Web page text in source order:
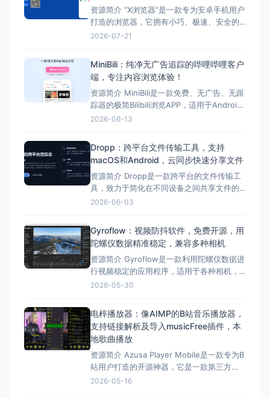
资源简介 “X浏览器”是一款专为安卓手机用户
打造的浏览器，它拥有小巧、极速、安全的
特性。该 浏览器回归浏览器本质，没有新闻
重保护用户隐私，只申请极少用户权限，让
用户更加安心使用。 此外，它还支持油猴脚
2026-07-21
MiniBili：纯净无广告追踪的哔哩哔哩客户
端，专注内容浏览体验！
资源简介 MiniBili是一款免费、无广告、无跟
踪器的极简Bilibili浏览APP，适用于Android
和iOS用户。 它提供了一个简单的B站浏览体
洁的B站浏览体验，具有极简界面、B站浏
览、适用于And
2026-06-13
Dropp：跨平台文件传输工具，支持
macOS和Android，云同步快速分享文件
资源简介 Dropp是一款跨平台的文件传输工
具，致力于简化在不同设备之间共享文件的
过程。它通过云同步技术，允许用户在
配置、原生托盘界面、安全认证等。它支持
在macOS和Android上使用，未来还将支
2026-06-03
Gyroflow：视频防抖软件，免费开源，用
陀螺仪数据精准稳定，兼容多种相机
资源简介 Gyroflow是一款利用陀螺仪数据进
行视频稳定的应用程序，适用于各种相机，
如GoPro、Sony、Insta360等。它读取相机
说，它能让你的视频像装了云台一样稳定。
Gyroflow拥有以下核心功能特征
2026-05-30
电梓播放器：像AIMP的B站音乐播放器，
支持链接解析及导入musicFree插件，本
地歌曲播放
资源简介 Azusa Player Mobile是一款专为B
站用户打造的开源神器，它是一款第三方
Bilibili音频播放器，旨在为用户提供年轻的听
2026-05-16